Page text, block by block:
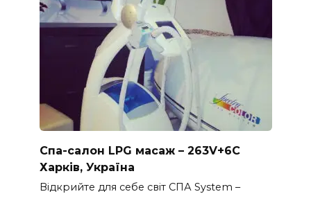
Спа-салон LPG масаж – 263V+6C
Харків, Україна
Відкрийте для себе світ СПА System –